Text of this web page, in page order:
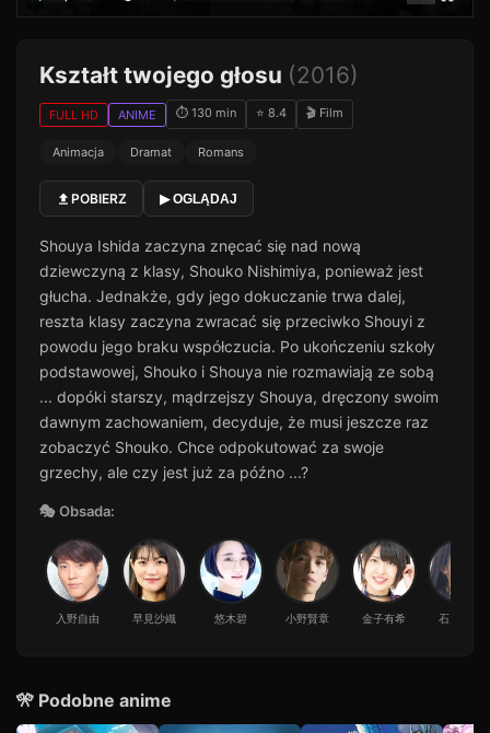
Kształt twojego głosu (2016)
FULL HD ANIME ⏱ 130 min ⭐ 8.4 🎬 Film
Animacja Dramat Romans
POBIERZ ▶ OGLĄDAJ
Shouya Ishida zaczyna znęcać się nad nową
dziewczyną z klasy, Shouko Nishimiya, ponieważ jest
głucha. Jednakże, gdy jego dokuczanie trwa dalej,
reszta klasy zaczyna zwracać się przeciwko Shouyi z
powodu jego braku współczucia. Po ukończeniu szkoły
podstawowej, Shouko i Shouya nie rozmawiają ze sobą
... dopóki starszy, mądrzejszy Shouya, dręczony swoim
dawnym zachowaniem, decyduje, że musi jeszcze raz
zobaczyć Shouko. Chce odpokutować za swoje
grzechy, ale czy jest już za późno ...?
🎭 Obsada:
入野自由 早見沙織 悠木碧 小野賢章 金子有希 石川由依
🎌 Podobne anime